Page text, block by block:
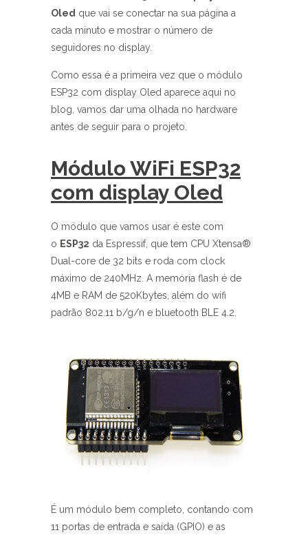
Oled que vai se conectar na sua página a
cada minuto e mostrar o número de
seguidores no display.
Como essa é a primeira vez que o módulo
ESP32 com display Oled aparece aqui no
blog, vamos dar uma olhada no hardware
antes de seguir para o projeto.
Módulo WiFi ESP32
com display Oled
O módulo que vamos usar é este com
o ESP32 da Espressif, que tem CPU Xtensa®
Dual-core de 32 bits e roda com clock
máximo de 240MHz. A memória flash é de
4MB e RAM de 520Kbytes, além do wifi
padrão 802.11 b/g/n e bluetooth BLE 4.2.
É um módulo bem completo, contando com
11 portas de entrada e saída (GPIO) e as